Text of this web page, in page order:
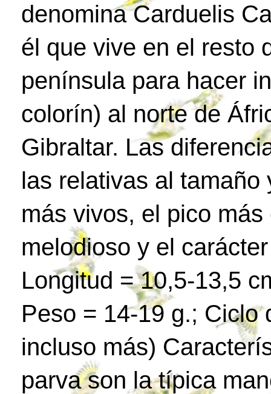
denomina Carduelis
él que vive en el resto
península para hacer
colorín) al norte de
Gibraltar. Las
las relativas al
más vivos, el pico
melodioso y el
Longitud = 10,5-13,5
Peso = 14-19 g.; Ciclo
incluso más)
parva son la típica